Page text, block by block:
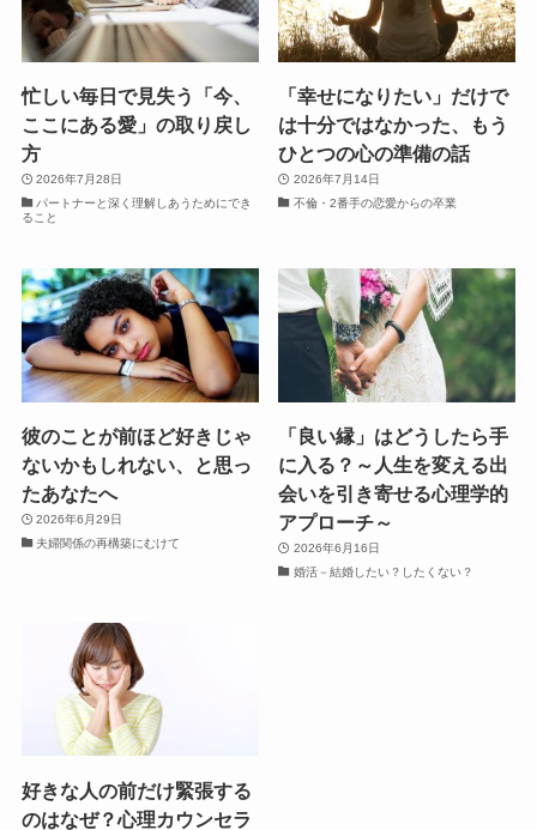
忙しい毎日で見失う「今、
ここにある愛」の取り戻し
方
2026年7月28日
パートナーと深く理解しあうためにでき
ること
「幸せになりたい」だけで
は十分ではなかった、もう
ひとつの心の準備の話
2026年7月14日
不倫・2番手の恋愛からの卒業
彼のことが前ほど好きじゃ
ないかもしれない、と思っ
たあなたへ
2026年6月29日
夫婦関係の再構築にむけて
「良い縁」はどうしたら手
に入る？～人生を変える出
会いを引き寄せる心理学的
アプローチ～
2026年6月16日
婚活－結婚したい？したくない？
好きな人の前だけ緊張する
のはなぜ？心理カウンセラ